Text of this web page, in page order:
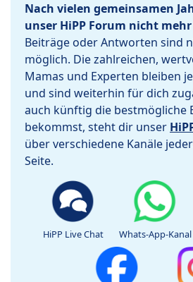
Nach vielen gemeinsamen
unser HiPP Forum nicht
Beiträge oder Antworten sind
möglich. Die zahlreichen,
Mamas und Experten bleiben
und sind weiterhin für dich
auch künftig die bestmögliche
bekommst, steht dir unser
über verschiedene Kanäle
Seite.
HiPP Live Chat Whats-App-Kanal